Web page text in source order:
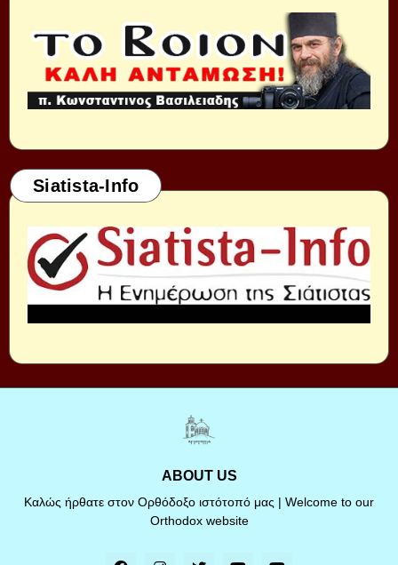
Siatista-Info
ABOUT US
Καλώς ήρθατε στον Ορθόδοξο ιστότοπό μας | Welcome to our
Orthodox website